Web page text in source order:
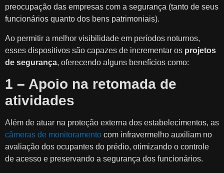
preocupação das empresas com a segurança (tanto de seus
funcionários quanto dos bens patrimoniais).
Ao permitir a melhor visibilidade em períodos noturnos,
esses dispositivos são capazes de incrementar os projetos
de segurança, oferecendo alguns benefícios como:
1 – Apoio na retomada de
atividades
Além de atuar na proteção externa dos estabelecimentos, as
câmeras de monitoramento com infravermelho auxiliam no
avaliação dos ocupantes do prédio, otimizando o controle
de acesso e preservando a segurança dos funcionários.